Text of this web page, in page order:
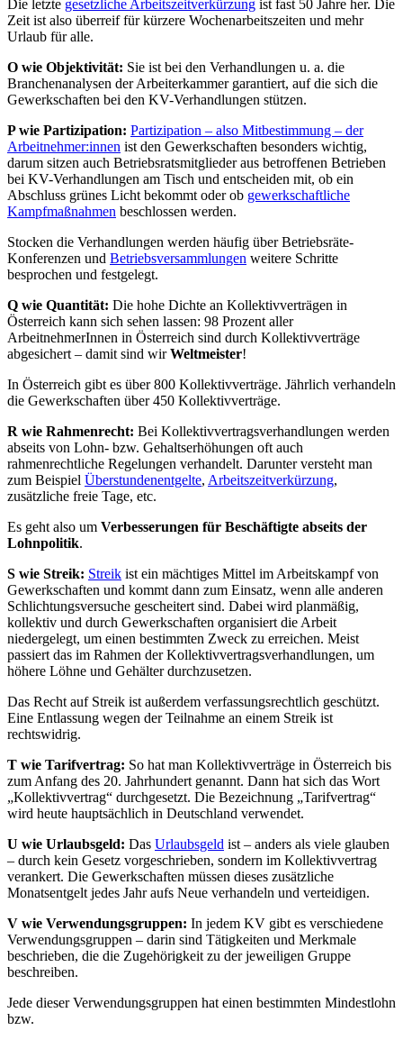
Die letzte gesetzliche Arbeitszeitverkürzung ist fast 50 Jahre her. Die
Zeit ist also überreif für kürzere Wochenarbeitszeiten und mehr
Urlaub für alle.
O wie Objektivität: Sie ist bei den Verhandlungen u. a. die
Branchenanalysen der Arbeiterkammer garantiert, auf die sich die
Gewerkschaften bei den KV-Verhandlungen stützen.
P wie Partizipation: Partizipation – also Mitbestimmung – der
Arbeitnehmer:innen ist den Gewerkschaften besonders wichtig,
darum sitzen auch Betriebsratsmitglieder aus betroffenen Betrieben
bei KV-Verhandlungen am Tisch und entscheiden mit, ob ein
Abschluss grünes Licht bekommt oder ob gewerkschaftliche
Kampfmaßnahmen beschlossen werden.
Stocken die Verhandlungen werden häufig über Betriebsräte-
Konferenzen und Betriebsversammlungen weitere Schritte
besprochen und festgelegt.
Q wie Quantität: Die hohe Dichte an Kollektivverträgen in
Österreich kann sich sehen lassen: 98 Prozent aller
ArbeitnehmerInnen in Österreich sind durch Kollektivverträge
abgesichert – damit sind wirWeltmeister!
In Österreich gibt es über 800 Kollektivverträge. Jährlich verhandeln
die Gewerkschaften über 450 Kollektivverträge.
R wie Rahmenrecht: Bei Kollektivvertragsverhandlungen werden
abseits von Lohn- bzw. Gehaltserhöhungen oft auch
rahmenrechtliche Regelungen verhandelt. Darunter versteht man
zum Beispiel Überstundenentgelte, Arbeitszeitverkürzung,
zusätzliche freie Tage, etc.
Es geht also um Verbesserungen für Beschäftigte abseits der
Lohnpolitik.
S wie Streik: Streik ist ein mächtiges Mittel im Arbeitskampf von
Gewerkschaften und kommt dann zum Einsatz, wenn alle anderen
Schlichtungsversuche gescheitert sind. Dabei wird planmäßig,
kollektiv und durch Gewerkschaften organisiert die Arbeit
niedergelegt, um einen bestimmten Zweck zu erreichen. Meist
passiert das im Rahmen der Kollektivvertragsverhandlungen, um
höhere Löhne und Gehälter durchzusetzen.
Das Recht auf Streik ist außerdem verfassungsrechtlich geschützt.
Eine Entlassung wegen der Teilnahme an einem Streik ist
rechtswidrig.
T wie Tarifvertrag: So hat man Kollektivverträge in Österreich bis
zum Anfang des 20. Jahrhundert genannt. Dann hat sich das Wort
„Kollektivvertrag“ durchgesetzt. Die Bezeichnung „Tarifvertrag“
wird heute hauptsächlich in Deutschland verwendet.
U wie Urlaubsgeld: Das Urlaubsgeld ist – anders als viele glauben
– durch kein Gesetz vorgeschrieben, sondern im Kollektivvertrag
verankert. Die Gewerkschaften müssen dieses zusätzliche
Monatsentgelt jedes Jahr aufs Neue verhandeln und verteidigen.
V wie Verwendungsgruppen: In jedem KV gibt es verschiedene
Verwendungsgruppen – darin sind Tätigkeiten und Merkmale
beschrieben, die die Zugehörigkeit zu der jeweiligen Gruppe
beschreiben.
Jede dieser Verwendungsgruppen hat einen bestimmten Mindestlohn
bzw.